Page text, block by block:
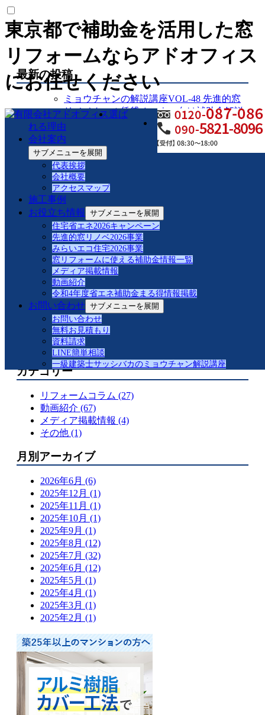
東京都で補助金を活用した窓
リフォームならアドオフィス
にお任せください
選ば
れる理由
会社案内
サブメニューを展開
代表挨拶
会社概要
アクセスマップ
施工事例
お役立ち情報
サブメニューを展開
住宅省エネ2026キャンペーン
先進的窓リノベ2026事業
みらいエコ住宅2026事業
窓リフォームに使える補助金情報一覧
メディア掲載情報
動画紹介
令和4年度省エネ補助金まる得情報掲載
お問い合わせ サブメニューを展開
お問い合わせ
無料お見積もり
資料請求
LINE簡単相談
一級建築士サッシバカのミョウチャン解説講座
最新の投稿
ミョウチャンの解説講座VOL-48 先進的窓
リノベクール賃貸オーナー向け補助金解説
対応②オーナー向け
ミョウチャンの解説講座VOL-47 先進的窓
リノベクール賃貸オーナー向け補助金解説
対応
ミョウチャンの解説講座VOL-46先進的窓リ
ノベ非居住幼稚園・保育園対応
ミョウチャンの解説講座VOL-45先進的窓リ
ノベ非居住クリニック対応
ミョウチャンの解説講座VOL-44先進的窓リ
ノベ非居住老人ホーム対応
ミョウチャンの解説講座VOL-43 ハイネス
大森施工記録リプラスマンションアルミ樹
脂改修事例紹介
【緊縛強盗対策解説】防犯合わせガラスと
は
品川区S様邸 マドリモ樹脂改修事例紹介
先進的窓リノベ 補助金対応事例
窓リフォームで快適な暮らしへ！2025年度
の補助金を活用するポイント
カテゴリー
リフォームコラム (27)
動画紹介 (67)
メディア掲載情報 (4)
その他 (1)
月別アーカイブ
2026年6月 (6)
2025年12月 (1)
2025年11月 (1)
2025年10月 (1)
2025年9月 (1)
2025年8月 (12)
2025年7月 (32)
2025年6月 (12)
2025年5月 (1)
2025年4月 (1)
2025年3月 (1)
2025年2月 (1)